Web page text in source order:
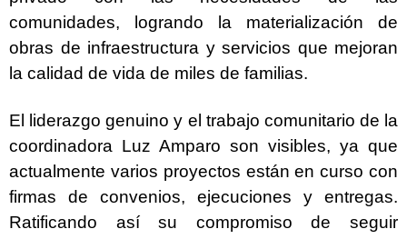
comunidades, logrando la materialización de
obras de infraestructura y servicios que mejoran
la calidad de vida de miles de familias.
El liderazgo genuino y el trabajo comunitario de la
coordinadora Luz Amparo son visibles, ya que
actualmente varios proyectos están en curso con
firmas de convenios, ejecuciones y entregas.
Ratificando así su compromiso de seguir